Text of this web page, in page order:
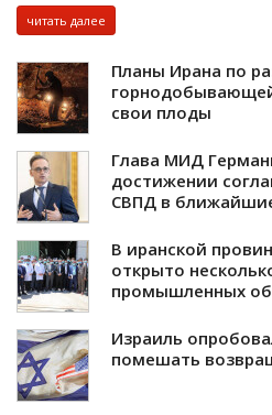
читать далее
Планы Ирана по
свои плоды
Глава МИД
достижении
СВПД в
В иранской
открыто
промышленных
Израиль
помешать